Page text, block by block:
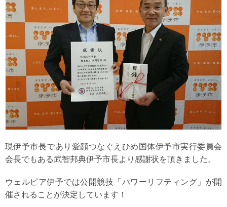
現伊予市長であり愛顔つなぐえひめ国体伊予市実行委員会
会長でもある武智邦典伊予市長より感謝状を頂きました。
ウェルピア伊予では公開競技「パワーリフティング」が開
催されることが決定しています！